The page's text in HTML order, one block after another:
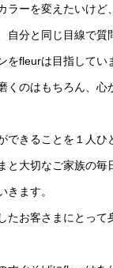
ラーを変えたいけど
自分と同じ目線で質
をfleurは目指してい
くのはもちろん、心
できることを１人ひ
と大切なご家族の毎
きます。
たお客さまにとって